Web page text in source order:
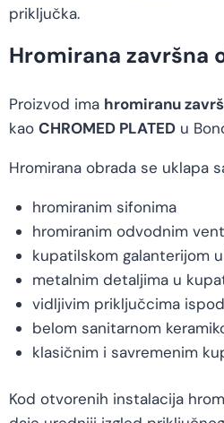
priključka.
Hromirana završna
Proizvod ima hromiranu
kao CHROMED PLATED u
Hromirana obrada se uklapa
hromiranim sifonima
hromiranim odvodnim
kupatilskom galanterijom
metalnim detaljima u
vidljivim priključcima
belom sanitarnom
klasičnim i savremenim
Kod otvorenih instalacija